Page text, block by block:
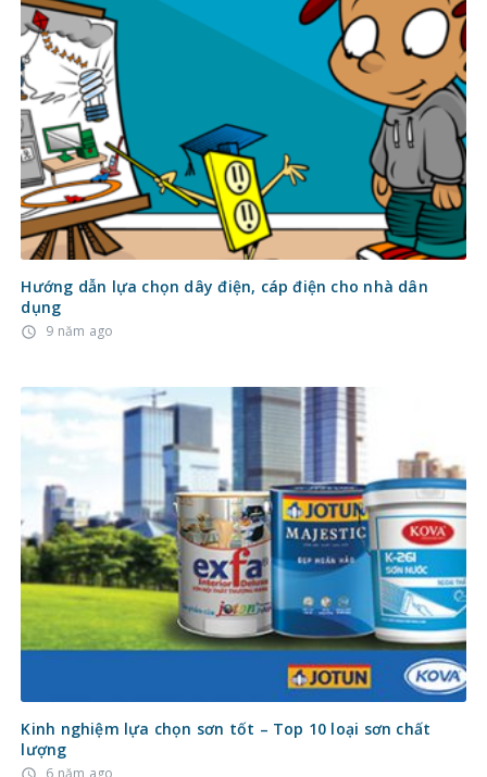
Hướng dẫn lựa chọn dây điện, cáp điện cho nhà dân
dụng
access_time 9 năm ago
Kinh nghiệm lựa chọn sơn tốt – Top 10 loại sơn chất
lượng